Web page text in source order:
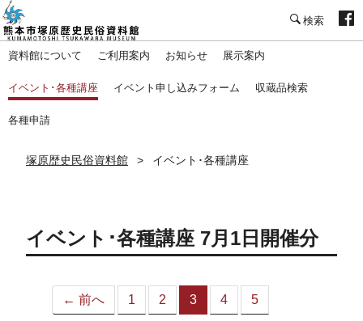
資料館について ご利用案内 お知らせ 展示案内
イベント･各種講座 イベント申し込みフォーム 収蔵品検索
各種申請
塚原歴史民俗資料館 イベント･各種講座
イベント･各種講座 7月1日開催分
← 前へ 1 2 3
（こ
4 5